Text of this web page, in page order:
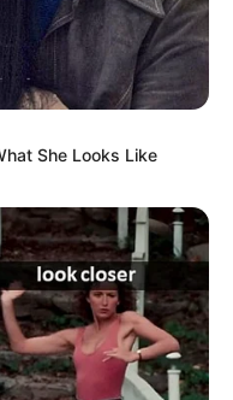
She Looks Like